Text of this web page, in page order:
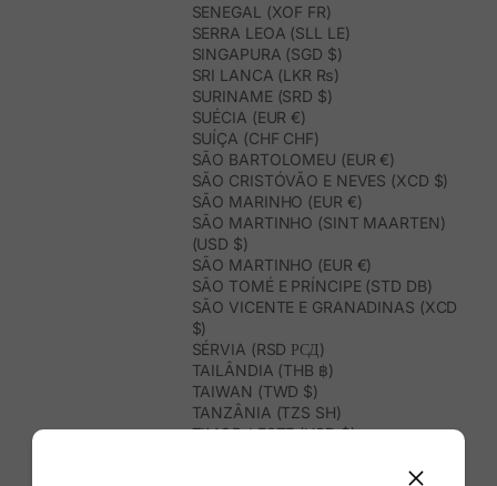
SENEGAL (XOF FR)
SERRA LEOA (SLL LE)
SINGAPURA (SGD $)
SRI LANCA (LKR ₨)
SURINAME (SRD $)
SUÉCIA (EUR €)
SUÍÇA (CHF CHF)
SÃO BARTOLOMEU (EUR €)
SÃO CRISTÓVÃO E NEVES (XCD $)
SÃO MARINHO (EUR €)
SÃO MARTINHO (SINT MAARTEN)
(USD $)
SÃO MARTINHO (EUR €)
SÃO TOMÉ E PRÍNCIPE (STD DB)
SÃO VICENTE E GRANADINAS (XCD
$)
SÉRVIA (RSD РСД)
TAILÂNDIA (THB ฿)
TAIWAN (TWD $)
TANZÂNIA (TZS SH)
TIMOR-LESTE (USD $)